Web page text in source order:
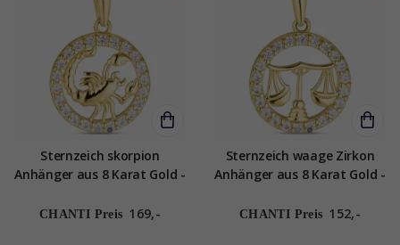
Sternzeich skorpion
Anhänger aus 8 Karat Gold -
CHANTI Preis 169,-
Sternzeich waage Zirkon
Anhänger aus 8 Karat Gold -
CHANTI Preis 152,-